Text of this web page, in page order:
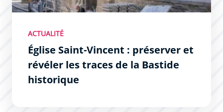
ACTUALITÉ
Église Saint-Vincent : préserver et
révéler les traces de la Bastide
historique